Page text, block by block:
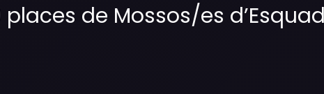
de Mossos/es